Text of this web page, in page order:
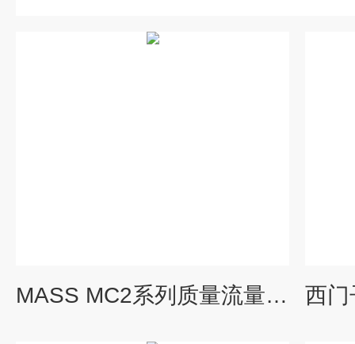
MASS MC2系列质量流量计7ME4300-1EA24-1AA1